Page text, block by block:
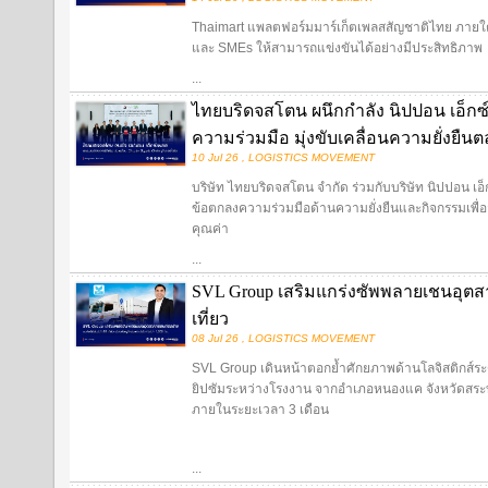
Thaimart แพลตฟอร์มมาร์เก็ตเพลสสัญชาติไทย ภาย
และ SMEs ให้สามารถแข่งขันได้อย่างมีประสิทธิภาพ
...
ไทยบริดจสโตน ผนึกกำลัง นิปปอน เอ็ก
ความร่วมมือ มุ่งขับเคลื่อนความยั่งยืน
10 Jul 26 , LOGISTICS MOVEMENT
บริษัท ไทยบริดจสโตน จำกัด ร่วมกับบริษัท นิปปอน เ
ข้อตกลงความร่วมมือด้านความยั่งยืนและกิจกรรมเพื่
คุณค่า
...
SVL Group เสริมแกร่งซัพพลายเชนอุ
เที่ยว
08 Jul 26 , LOGISTICS MOVEMENT
SVL Group เดินหน้าตอกย้ำศักยภาพด้านโลจิสติกส์ร
ยิปซัมระหว่างโรงงาน จากอำเภอหนองแค จังหวัดส
ภายในระยะเวลา 3 เดือน
...